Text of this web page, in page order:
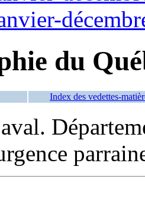
du
Index des vedettes-